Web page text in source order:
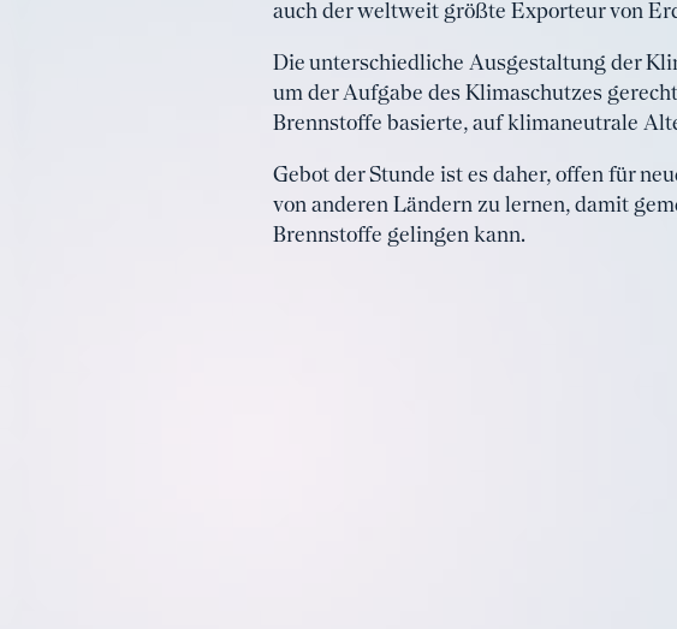
auch der weltweit größte Exporteur von
Die unterschiedliche Ausgestaltung der
um der Aufgabe des Klimaschutzes
Brennstoffe basierte, auf klimaneutrale
Gebot der Stunde ist es daher, offen für
von anderen Ländern zu lernen, damit
Brennstoffe gelingen kann.